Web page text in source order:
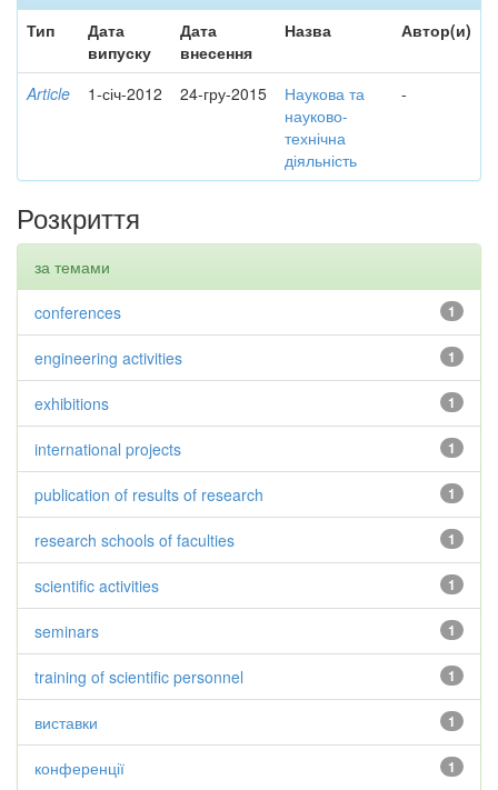
Тип
Дата
випуску
Дата
внесення
Назва Автор(и)
Article 1-січ-2012 24-гру-2015
Наукова та
науково-
технічна
діяльність
-
Розкриття
за темами
1
conferences
1
engineering activities
1
exhibitions
1
international projects
1
publication of results of research
1
research schools of faculties
1
scientific activities
1
seminars
1
training of scientific personnel
1
виставки
1
конференції